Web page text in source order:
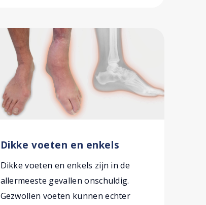
Dikke voeten en enkels
Dikke voeten en enkels zijn in de
allermeeste gevallen onschuldig.
Gezwollen voeten kunnen echter